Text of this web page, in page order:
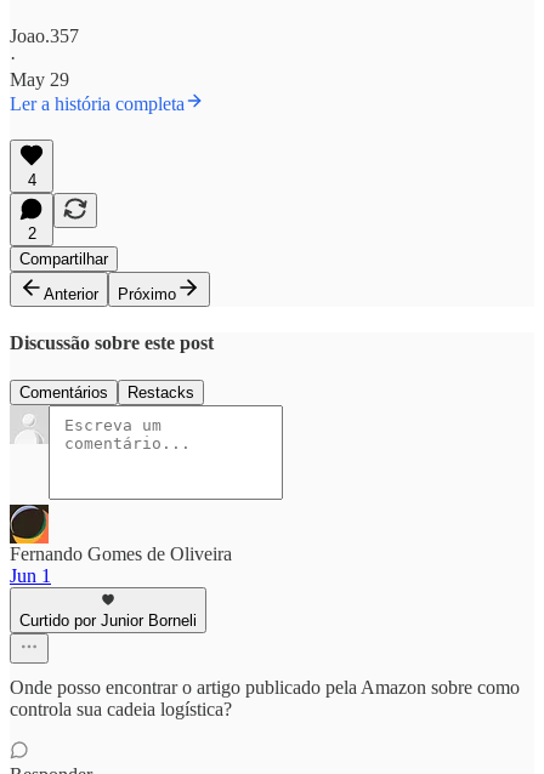
Joao.357
·
May 29
Ler a história completa
4
2
Compartilhar
Anterior
Próximo
Discussão sobre este post
Comentários Restacks
Fernando Gomes de Oliveira
Jun 1
Curtido por Junior Borneli
Onde posso encontrar o artigo publicado pela Amazon sobre como
controla sua cadeia logística?